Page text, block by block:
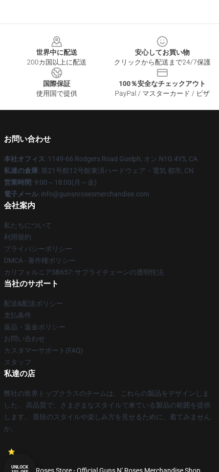
世界中に配送
200カ国以上に配送
安心してお買い物
クリックから配送まで24/7保護
国際保証
使用国で提供
100％安全なチェックアウト
PayPal / マスターカード / ビザ
お問い合わせ
本社オフィス: 1149-66 Rodgers Road Guelph, オン N1G 4Y5, CA
私達の倉庫: 第21号館12号館東済ハードウェア・電気 都市, CN
営業時間: 9:00～18:00(月～金)
電子メール: info@gunsnrosesmerchandise.com
会社案内
私たちについて
利用規約
プライバシーポリシー
DMCA - 著作権ポリシー
カリフォルニアSB657: サプライチェーンの透明性法
当社のサポート
配送&配送ポリシー
支払条件
返品・返金ポリシー
お問い合わせ
カスタマーサポート(FAQ)
スタッフ
私達の店
弊社の世界トップクラスのチームは、これらの製品をデザインしま
した。 高品質で、さまざまなスタイルで来ている製品の範囲を提供
します。 普段のスタイルや楽しみ方を見せるために、着てみません
か。
UNLOCK